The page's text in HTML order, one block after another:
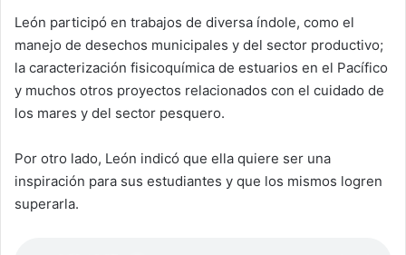
León participó en trabajos de diversa índole, como el
manejo de desechos municipales y del sector productivo;
la caracterización fisicoquímica de estuarios en el Pacífico
y muchos otros proyectos relacionados con el cuidado de
los mares y del sector pesquero.
Por otro lado, León indicó que ella quiere ser una
inspiración para sus estudiantes y que los mismos logren
superarla.